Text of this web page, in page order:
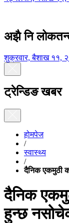
अझै नि
शुक्रवार, बैशाख ११,
ट्रेन्डिङ खबर
होमपेज
/
स्वास्थ्य
/
दैनिक एकमुठी
दैनिक
हुन्छ